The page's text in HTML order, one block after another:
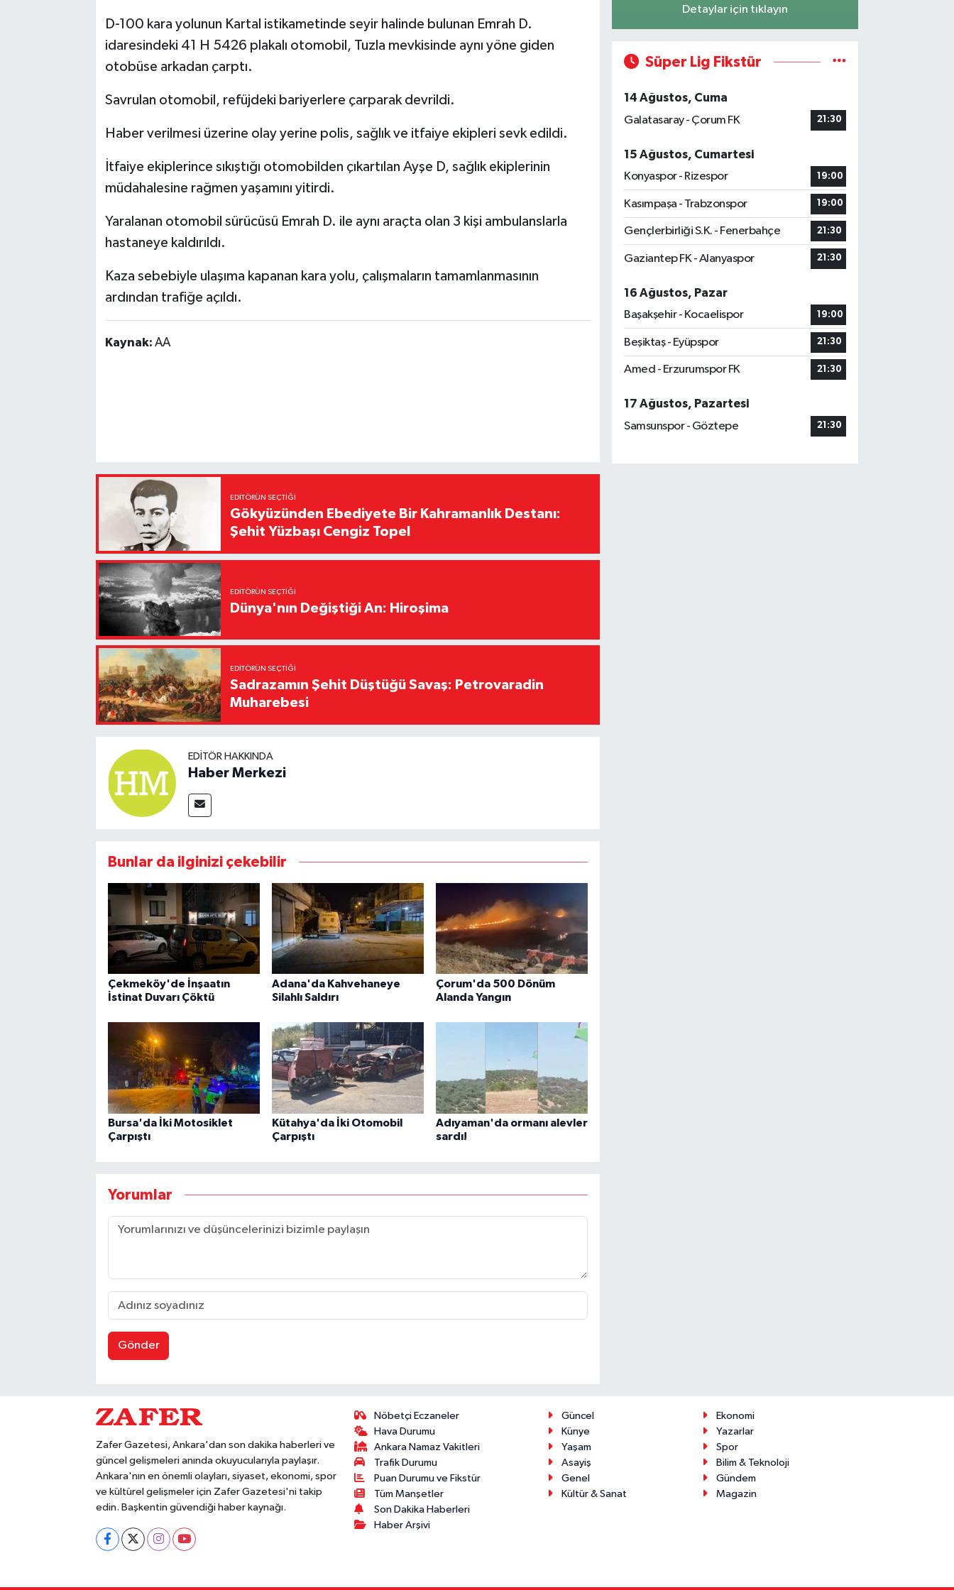
D-100 kara yolunun Kartal istikametinde seyir halinde bulunan Emrah D.
idaresindeki 41 H 5426 plakalı otomobil, Tuzla mevkisinde aynı yöne giden
otobüse arkadan çarptı.
Savrulan otomobil, refüjdeki bariyerlere çarparak devrildi.
Haber verilmesi üzerine olay yerine polis, sağlık ve itfaiye ekipleri sevk edildi.
İtfaiye ekiplerince sıkıştığı otomobilden çıkartılan Ayşe D, sağlık ekiplerinin
müdahalesine rağmen yaşamını yitirdi.
Yaralanan otomobil sürücüsü Emrah D. ile aynı araçta olan 3 kişi ambulanslarla
hastaneye kaldırıldı.
Kaza sebebiyle ulaşıma kapanan kara yolu, çalışmaların tamamlanmasının
ardından trafiğe açıldı.
Kaynak: AA
EDITÖRÜN SEÇTIĞI
Gökyüzünden Ebediyete Bir Kahramanlık Destanı:
Şehit Yüzbaşı Cengiz Topel
EDITÖRÜN SEÇTIĞI
Dünya'nın Değiştiği An: Hiroşima
EDITÖRÜN SEÇTIĞI
Sadrazamın Şehit Düştüğü Savaş: Petrovaradin
Muharebesi
EDITÖR HAKKINDA
Haber Merkezi
Bunlar da ilginizi çekebilir
Çekmeköy'de İnşaatın
İstinat Duvarı Çöktü
Adana'da Kahvehaneye
Silahlı Saldırı
Çorum'da 500 Dönüm
Alanda Yangın
Bursa'da İki Motosiklet
Çarpıştı
Kütahya'da İki Otomobil
Çarpıştı
Adıyaman'da ormanı alevler
sardı!
Yorumlar
Gönder
Detaylar için tıklayın
Süper Lig Fikstür
14 Ağustos, Cuma
Galatasaray - Çorum FK
21:30
15 Ağustos, Cumartesi
Konyaspor - Rizespor
19:00
Kasımpaşa - Trabzonspor 19:00
Gençlerbirliği S.K. - Fenerbahçe 21:30
Gaziantep FK - Alanyaspor 21:30
16 Ağustos, Pazar
Başakşehir - Kocaelispor
19:00
Beşiktaş - Eyüpspor 21:30
Amed - Erzurumspor FK 21:30
17 Ağustos, Pazartesi
Samsunspor - Göztepe
21:30
Zafer Gazetesi, Ankara'dan son dakika haberleri ve
güncel gelişmeleri anında okuyucularıyla paylaşır.
Ankara'nın en önemli olayları, siyaset, ekonomi, spor
ve kültürel gelişmeler için Zafer Gazetesi'ni takip
edin. Başkentin güvendiği haber kaynağı.
Nöbetçi Eczaneler
Hava Durumu
Ankara Namaz Vakitleri
Trafik Durumu
Puan Durumu ve Fikstür
Tüm Manşetler
Son Dakika Haberleri
Haber Arşivi
Güncel
Ekonomi
Künye
Yazarlar
Yaşam
Spor
Asayiş
Bilim & Teknoloji
Genel
Gündem
Kültür & Sanat
Magazin